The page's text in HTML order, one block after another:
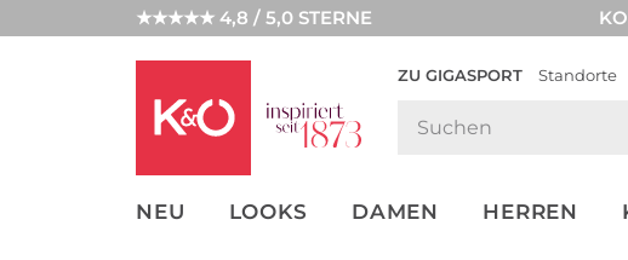
★★★★★ 4,8 / 5,0 STERNE
ZU GIGASPORT Standorte
NEU LOOKS DAMEN HERREN
UNSERE APP
CLICK &